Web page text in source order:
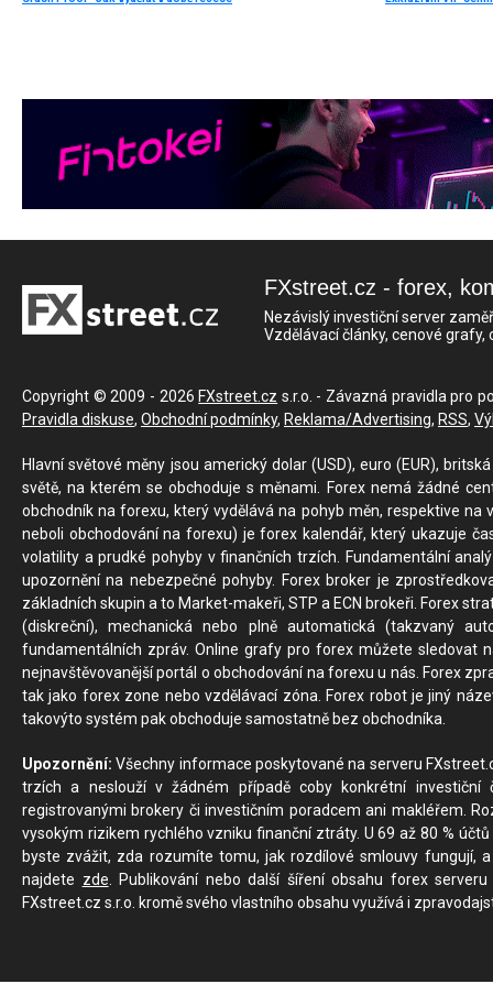
FXstreet.cz - forex,
Nezávislý investiční server
Vzdělávací články, cenové
Copyright © 2009 - 2026 FXstreet.cz s.r.o. - Závazná pravidla pro
Pravidla diskuse, Obchodní podmínky, Reklama/Advertising, RSS,
Hlavní světové měny jsou americký dolar (USD), euro (EUR),
světě, na kterém se obchoduje s měnami. Forex nemá žádné
obchodník na forexu, který vydělává na pohyb měn, respektive
neboli obchodování na forexu) je forex kalendář, který ukazuje
volatility a prudké pohyby v finančních trzích. Fundamentální
upozornění na nebezpečné pohyby. Forex broker je
základních skupin a to Market-makeři, STP a ECN brokeři. Forex
(diskreční), mechanická nebo plně automatická (takzvaný
fundamentálních zpráv. Online grafy pro forex můžete sledovat
nejnavštěvovanější portál o obchodování na forexu u nás. Forex
tak jako forex zone nebo vzdělávací zóna. Forex robot je jiný
takovýto systém pak obchoduje samostatně bez obchodníka.
Upozornění: Všechny informace poskytované na serveru
trzích a neslouží v žádném případě coby konkrétní investiční
registrovanými brokery či investičním poradcem ani makléřem.
vysokým rizikem rychlého vzniku finanční ztráty. U 69 až 80 %
byste zvážit, zda rozumíte tomu, jak rozdílové smlouvy fungují,
najdete zde. Publikování nebo další šíření obsahu forex
FXstreet.cz s.r.o. kromě svého vlastního obsahu využívá i